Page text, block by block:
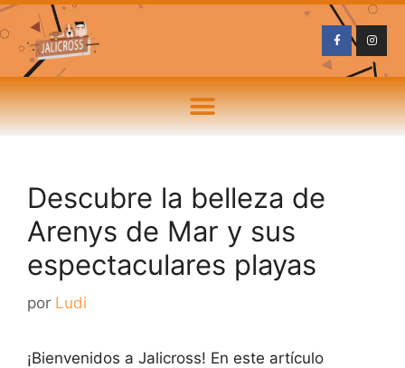
Descubre la belleza de
Arenys de Mar y sus
espectaculares playas
por Ludi
¡Bienvenidos a Jalicross! En este artículo